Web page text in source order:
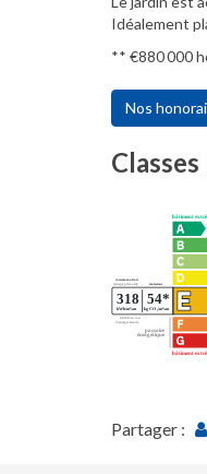
Idéalement
** €880 000
Nos
Classes
Partager :